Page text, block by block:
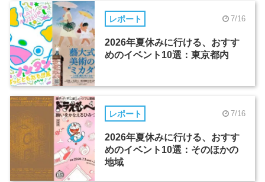
レポート 7/16
2026年夏休みに行ける、おすす
めのイベント10選：東京都内
レポート 7/16
2026年夏休みに行ける、おすす
めのイベント10選：そのほかの
地域